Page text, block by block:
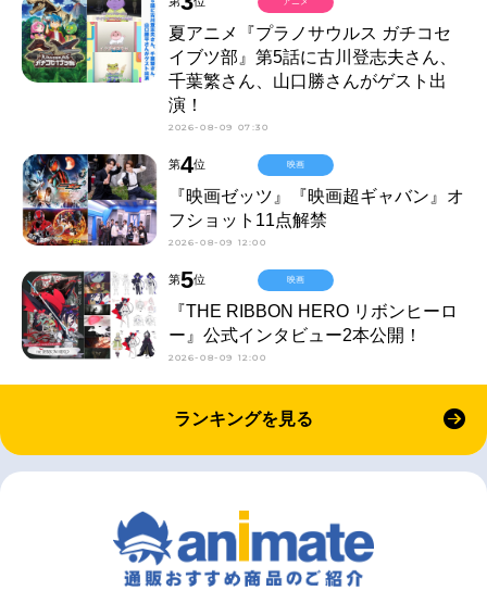
夏アニメ『プラノサウルス ガチコセ
イブツ部』第5話に古川登志夫さん、
千葉繁さん、山口勝さんがゲスト出
演！
2026-08-09 07:30
第4位
『映画ゼッツ』『映画超ギャバン』オ
フショット11点解禁
2026-08-09 12:00
映画
第5位
『THE RIBBON HERO リボンヒーロ
ー』公式インタビュー2本公開！
2026-08-09 12:00
映画
ランキングを見る